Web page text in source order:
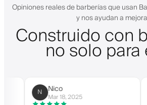
Opiniones reales de barberías que usan
y nos ayudan a
Construido con
no solo
Nico
Mar 18, 2025